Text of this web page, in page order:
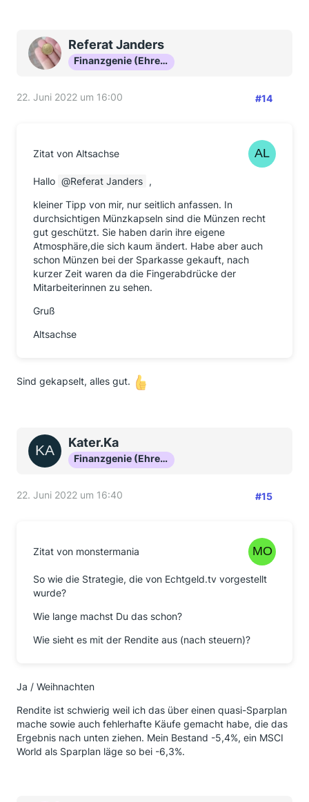
Referat Janders
Finanzgenie (Ehrenmitglied)
22. Juni 2022 um 16:00 #14
Zitat von Altsachse
Hallo Referat Janders ,
kleiner Tipp von mir, nur seitlich anfassen. In
durchsichtigen Münzkapseln sind die Münzen recht
gut geschützt. Sie haben darin ihre eigene
Atmosphäre,die sich kaum ändert. Habe aber auch
schon Münzen bei der Sparkasse gekauft, nach
kurzer Zeit waren da die Fingerabdrücke der
Mitarbeiterinnen zu sehen.
Gruß
Altsachse
Sind gekapselt, alles gut.
Kater.Ka
Finanzgenie (Ehrenmitglied)
22. Juni 2022 um 16:40 #15
Zitat von monstermania
So wie die Strategie, die von Echtgeld.tv vorgestellt
wurde?
Wie lange machst Du das schon?
Wie sieht es mit der Rendite aus (nach steuern)?
Ja / Weihnachten
Rendite ist schwierig weil ich das über einen quasi-Sparplan
mache sowie auch fehlerhafte Käufe gemacht habe, die das
Ergebnis nach unten ziehen. Mein Bestand -5,4%, ein MSCI
World als Sparplan läge so bei -6,3%.